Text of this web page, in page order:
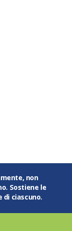
non
Sostiene le
di ciascuno.